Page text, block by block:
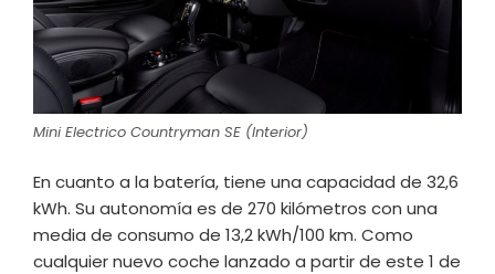
Mini Electrico Countryman SE (Interior)
En cuanto a la batería, tiene una capacidad de 32,6
kWh. Su autonomía es de 270 kilómetros con una
media de consumo de 13,2 kWh/100 km. Como
cualquier nuevo coche lanzado a partir de este 1 de